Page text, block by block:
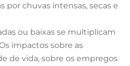
por chuvas intensas, secas e
ou baixas se multiplicam
impactos sobre as
de vida, sobre os empregos